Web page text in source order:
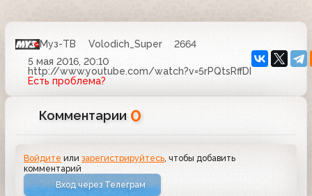
Муз-ТВ Volodich_Super
2664
5 мая 2016, 20:10
http://www.youtube.com/watch?v=5rPQtsRffDI
Есть проблема?
Комментарии 0
Войдите илизарегистрируйтесь , чтобы добавить
комментарий
Вход через Телеграм